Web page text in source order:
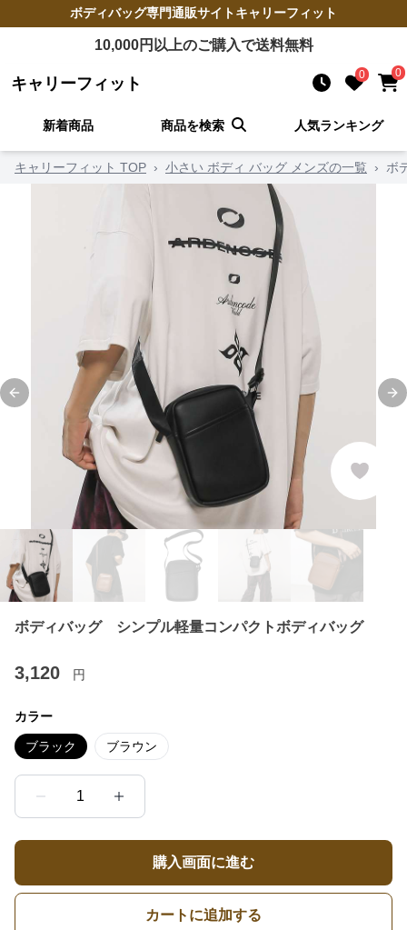
ボディバッグ専門通販サイトキャリーフィット
10,000円以上のご購入で送料無料
キャリーフィット 0 0
新着商品 商品を検索 人気ランキング
キャリーフィット TOP › 小さい ボディ バッグ メンズの一覧 › ボ
Previous slide
ボディバッグ シンプル軽量コンパクトボディバッグ
3,120 円
カラー
ブラック ブラウン
1
購入画面に進む
カートに追加する